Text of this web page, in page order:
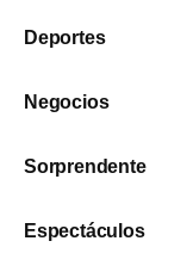
Deportes
Negocios
Sorprendente
Espectáculos